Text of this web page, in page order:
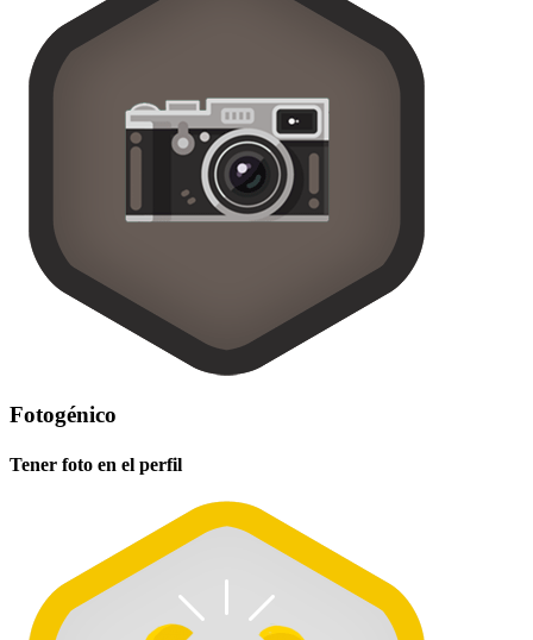
Fotogénico
Tener foto en el perfil